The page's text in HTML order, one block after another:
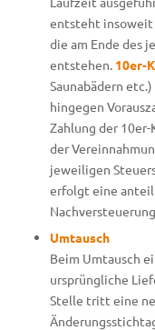
entsteht insoweit
die am Ende des
entstehen. 10er-
Saunabädern
hingegen
Zahlung der
der
jeweiligen
erfolgt eine
Umtausch
Beim Umtausch
ursprüngliche
Stelle tritt eine